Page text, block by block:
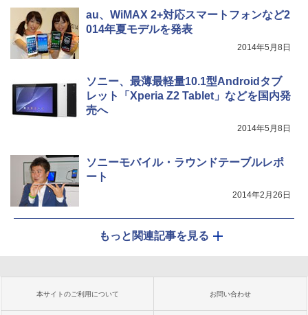
au、WiMAX 2+対応スマートフォンなど2
014年夏モデルを発表
2014年5月8日
ソニー、最薄最軽量10.1型Androidタブ
レット「Xperia Z2 Tablet」などを国内発
売へ
2014年5月8日
ソニーモバイル・ラウンドテーブルレポ
ート
2014年2月26日
もっと関連記事を見る
本サイトのご利用について お問い合わせ